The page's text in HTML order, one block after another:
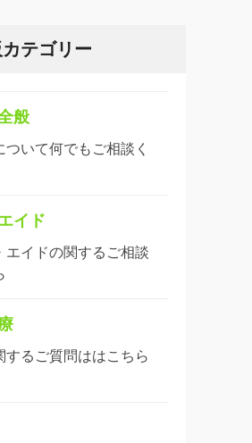
テゴリー
般
ついて何でもご相談く
イド
エイドの関するご相談
するご質問ははこちら